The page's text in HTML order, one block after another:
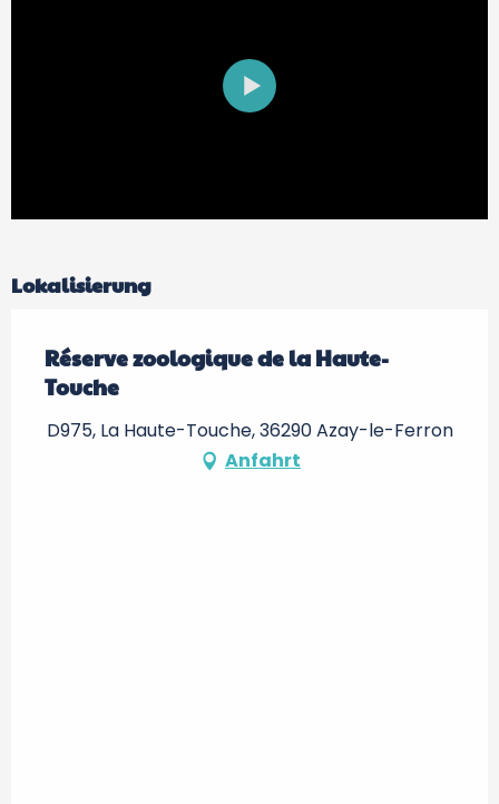
Lokalisierung
Réserve zoologique de la Haute-
Touche
D975, La Haute-Touche, 36290 Azay-le-Ferron
Anfahrt